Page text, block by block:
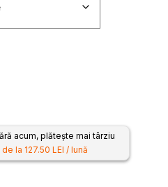
acum, plătește mai târziu
de la 127.50 LEI / lună